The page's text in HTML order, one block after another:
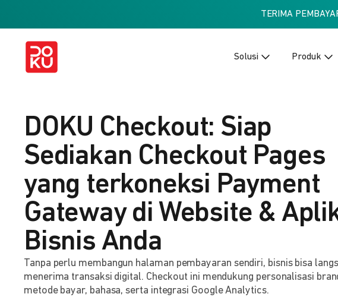
TERIMA
Solusi Produk
DOKU Checkout: Siap
Sediakan Checkout Pages
yang terkoneksi Payment
Gateway di Website &
Bisnis Anda
Tanpa perlu membangun halaman pembayaran sendiri, bisnis bisa
menerima transaksi digital. Checkout ini mendukung personalisasi
metode bayar, bahasa, serta integrasi Google Analytics.